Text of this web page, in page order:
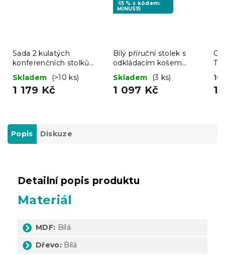
Sada 2 kulatých
konferenčních stolků
DUET, černá/dub
sonoma
Skladem (>10 ks)
1 179 Kč
-15 % s kódem:
MINUS15
Bílý příruční stolek s
odkládacím košem
SALMA
Skladem (3 ks)
1 097 Kč
10
1
Popis Diskuze
Detailní popis produktu
Materiál
MDF: Bílá
Dřevo: Bílá